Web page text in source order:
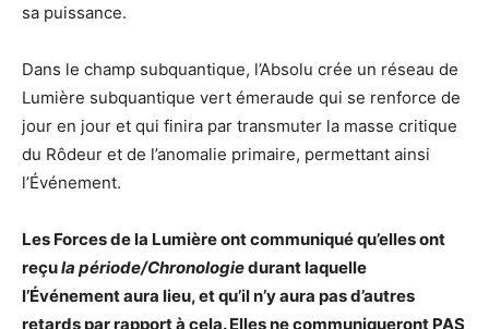
sa puissance.
Dans le champ subquantique, l’Absolu crée un réseau de
Lumière subquantique vert émeraude qui se renforce de
jour en jour et qui finira par transmuter la masse critique
du Rôdeur et de l’anomalie primaire, permettant ainsi
l’Événement.
Les Forces de la Lumière ont communiqué qu’elles ont
reçula période/Chronologiedurant laquelle
l’Événement aura lieu, et qu’il n’y aura pas d’autres
retards par rapport à cela. Elles ne communiqueront PAS